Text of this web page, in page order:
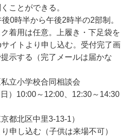
ことができる。
0時半から午後2時半の2部制。
着用は任意。上履き・下足袋を
イトより申し込む。受付完了画
示する（完了メールは届かな
立小学校合同相談会
）10:00～12:00、12:30～14:30
都北区中里3-13-1）
申し込む（子供は来場不可）